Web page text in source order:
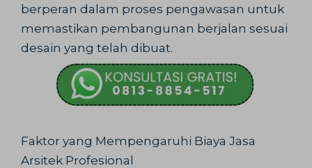
berperan dalam proses pengawasan untuk
memastikan pembangunan berjalan sesuai
desain yang telah dibuat.
Faktor yang Mempengaruhi Biaya Jasa
Arsitek Profesional